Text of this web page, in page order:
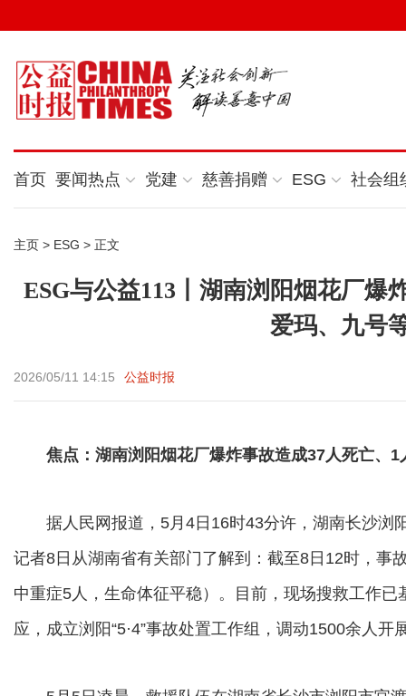
首页 要闻热点 党建 慈善捐赠 ESG 社会组
主页 > ESG > 正文
ESG与公益113丨湖南浏阳烟花厂爆
爱玛、九号
2026/05/11 14:15 公益时报
焦点：湖南浏阳烟花厂爆炸事故造成37人死亡、1
据人民网报道，5月4日16时43分许，湖南长沙浏
记者8日从湖南省有关部门了解到：截至8日12时，事
中重症5人，生命体征平稳）。目前，现场搜救工作
应，成立浏阳“5·4”事故处置工作组，调动1500余人